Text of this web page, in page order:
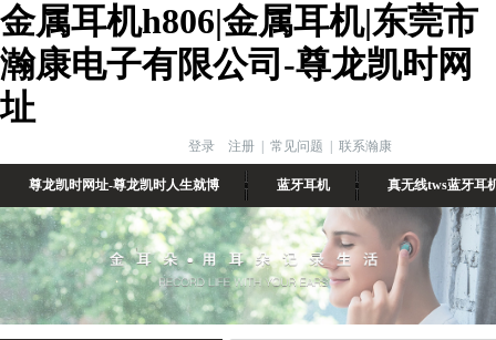
金属耳机h806|金属耳机|东莞市
瀚康电子有限公司-尊龙凯时网
址
登录 注册 常见问题 联系瀚康
尊龙凯时网址-尊龙凯时人生就博 蓝牙耳机 真无线tws蓝牙耳